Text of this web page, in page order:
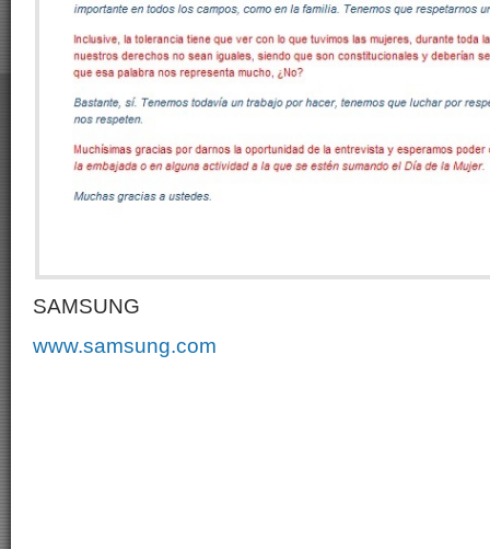
SAMSUNG
www.samsung.com